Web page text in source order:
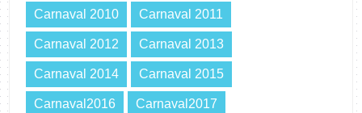
Carnaval 2010 Carnaval 2011
Carnaval 2012 Carnaval 2013
Carnaval 2014 Carnaval 2015
Carnaval2016 Carnaval2017